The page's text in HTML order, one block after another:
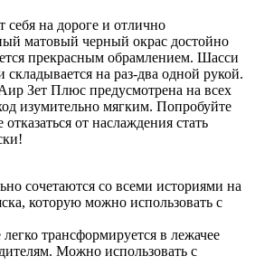
себя на дороге и отлично
матовый черный окрас достойно
прекрасным обрамлением. Шасси
складывается на раз-два одной рукой.
Зет Плюс предусмотрена на всех
изумительно мягким. Попробуйте
от наслаждения стать
сочетаются со всеми историями на
которую можно использовать с
трансформируется в лежачее
Можно использовать с